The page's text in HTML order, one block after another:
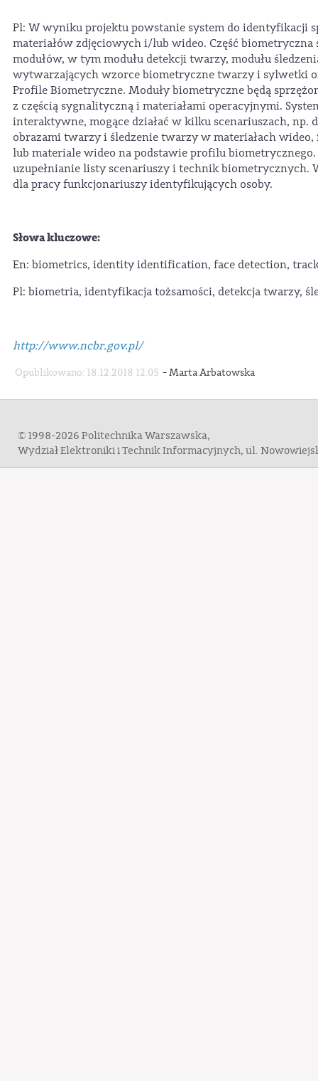
Pl: W wyniku projektu powstanie system do identyfikacji
materiałów zdjęciowych i/lub wideo. Część biometryczna
modułów, w tym modułu detekcji twarzy, modułu
wytwarzających wzorce biometryczne twarzy i sylwetki
Profile Biometryczne. Moduły biometryczne będą
z częścią sygnalityczną i materiałami operacyjnymi.
interaktywne, mogące działać w kilku scenariuszach,
obrazami twarzy i śledzenie twarzy w materiałach
lub materiale wideo na podstawie profilu
uzupełnianie listy scenariuszy i technik biometrycznych.
dla pracy funkcjonariuszy identyfikujących osoby.
Słowa kluczowe:
En: biometrics, identity identification, face detection,
Pl: biometria, identyfikacja tożsamości, detekcja twarzy,
http://www.ncbr.gov.pl/
Opublikowano: 18.12.2018 12:05 -Marta Arbatowska
© 1998-2026 Politechnika Warszawska,
Wydział Elektroniki i Technik Informacyjnych, ul.